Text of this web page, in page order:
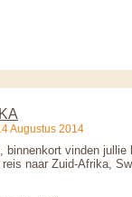
Augustus 2014
binnenkort vinden jullie
reis naar Zuid-Afrika,